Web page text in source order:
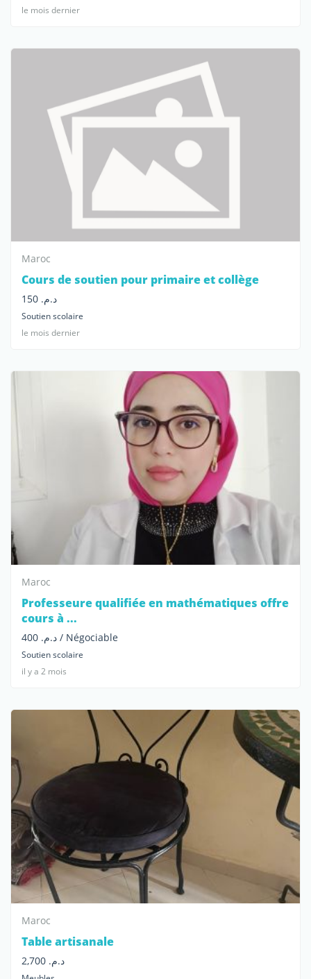
le mois dernier
Maroc
Cours de soutien pour primaire et collège
د.م. 150
Soutien scolaire
le mois dernier
Maroc
Professeure qualifiée en mathématiques offre
cours à ...
د.م. 400 / Négociable
Soutien scolaire
il y a 2 mois
Maroc
Table artisanale
د.م. 2,700